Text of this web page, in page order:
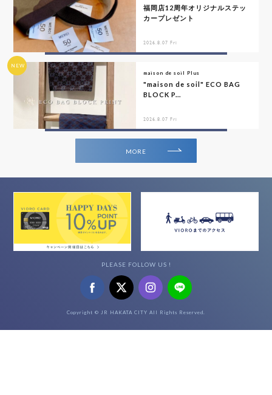
福岡店12周年オリジナルステッ
カープレゼント
2026.8.07 Fri
NEW
maison de soil Plus
"maison de soil" ECO BAG
BLOCK P...
2026.8.07 Fri
MORE
PLEASE FOLLOW US !
Copyright © JR HAKATA CITY All Rights Reserved.